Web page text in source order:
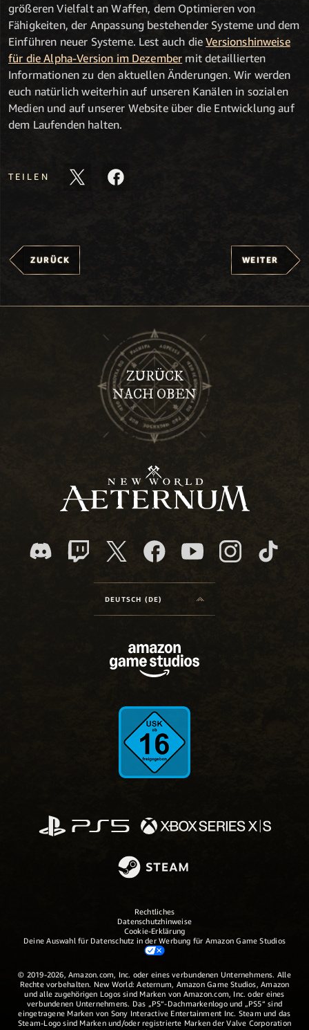
größeren Vielfalt an Waffen, dem Optimieren von
Fähigkeiten, der Anpassung bestehender Systeme und dem
Einführen neuer Systeme. Lest auch dieVersionshinweise
für die Alpha-Version im Dezember mit detaillierten
Informationen zu den aktuellen Änderungen. Wir werden
euch natürlich weiterhin auf unseren Kanälen in sozialen
Medien und auf unserer Website über die Entwicklung auf
dem Laufenden halten.
TEILEN
ZURÜCK WEITER
ZURÜCK
NACH OBEN
DEUTSCH (DE)
Rechtliches
Datenschutzhinweise
Cookie-Erklärung
Deine Auswahl für Datenschutz in der Werbung für Amazon Game Studios
© 2019-2026, Amazon.com, Inc. oder eines verbundenen Unternehmens. Alle
Rechte vorbehalten. New World: Aeternum, Amazon Game Studios, Amazon
und alle zugehörigen Logos sind Marken von Amazon.com, Inc. oder eines
verbundenen Unternehmens. Das „PS“-Dachmarkenlogo und „PS5“ sind
eingetragene Marken von Sony Interactive Entertainment Inc. Steam und das
Steam-Logo sind Marken und/oder registrierte Marken der Valve Corporation